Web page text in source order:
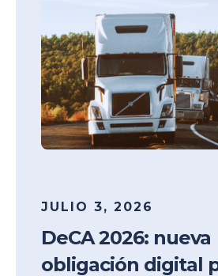
JULIO 3, 2026
DeCA 2026: nueva
obligación digital